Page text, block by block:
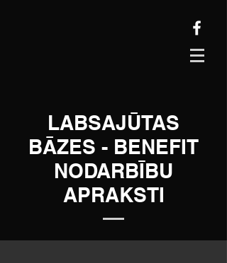
LABSAJŪTAS
BĀZES - BENEFIT
NODARBĪBU
APRAKSTI